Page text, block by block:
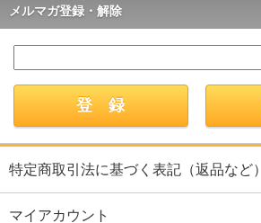
メルマガ登録・解除
特定商取引法に基づく表記（返品など）
マイアカウント